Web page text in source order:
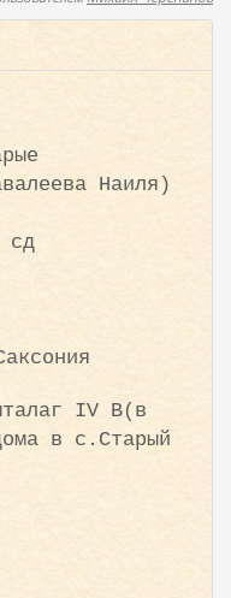
Наиля)
сд
IV B(в
в с.Старый